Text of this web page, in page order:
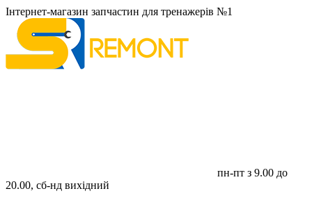
Інтернет-магазин запчастин для тренажерів №1
пн-пт з 9.00 до
20.00, сб-нд вихідний